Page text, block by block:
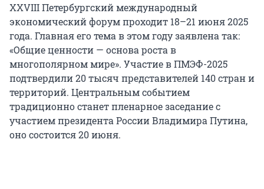
XXVIII Петербургский международный
экономический форум проходит 18–21 июня 2025
года. Главная его тема в этом году заявлена так:
«Общие ценности — основа роста в
многополярном мире». Участие в ПМЭФ-2025
подтвердили 20 тысяч представителей 140 стран и
территорий. Центральным событием
традиционно станет пленарное заседание с
участием президента России Владимира Путина,
оно состоится 20 июня.